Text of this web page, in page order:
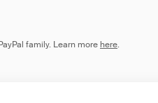
family. Learn more here.